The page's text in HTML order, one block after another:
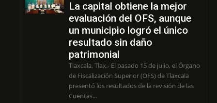
La capital obtiene la mejor
evaluación del OFS, aunque
un municipio logró el único
resultado sin daño
patrimonial
Tlaxcala, Tlax.- El pasado 15 de julio, el Órgano
de Fiscalización Superior (OFS) de Tlaxcala
presentó los resultados de la revisión de las
Cuentas...